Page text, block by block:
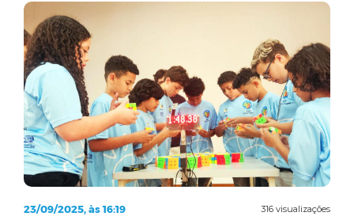
316 visualizações
23/09/2025, às 16:19